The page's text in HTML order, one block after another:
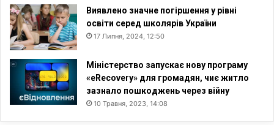
Виявлено значне погіршення у рівні
освіти серед школярів України
17 Липня, 2024, 12:50
Міністерство запускає нову програму
«eRecovery» для громадян, чиє житло
зазнало пошкоджень через війну
10 Травня, 2023, 14:08